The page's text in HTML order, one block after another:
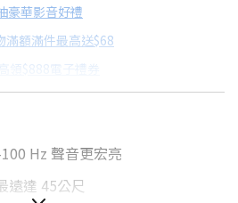
每期金額
$623
$320
配合銀行/業者
18家銀行/業者
豪華影音好禮
滿額滿件最高送$68
領$888電子禮券
聯名卡滿額最高回饋25%
Hz 聲音更宏亮
遠達 45公尺